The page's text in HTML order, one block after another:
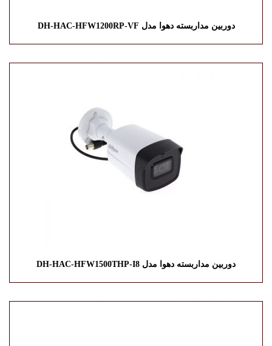
دوربین مداربسته دهوا مدل DH-HAC-HFW1200RP-VF
دوربین مداربسته دهوا مدل DH-HAC-HFW1500THP-I8